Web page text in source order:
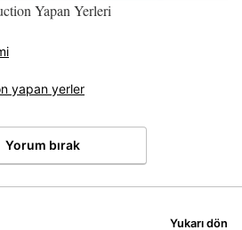
Yapan Yerleri
yapan yerler
Yorum bırak
Yukarı dön